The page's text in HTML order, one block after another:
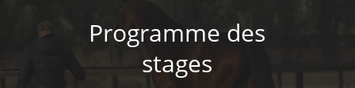
Programme des
stages